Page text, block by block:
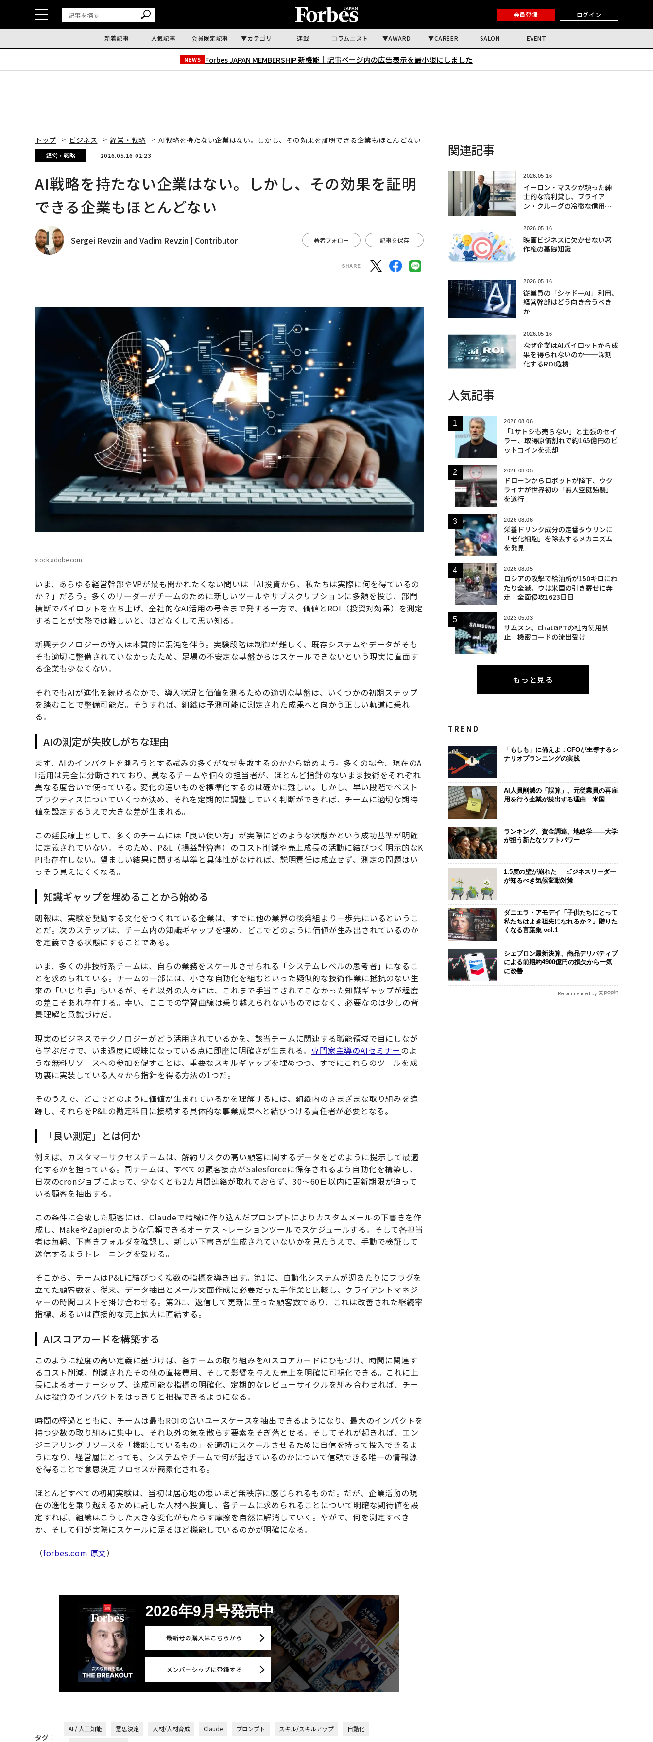
会員登録 ログイン
新着記事 人気記事 会員限定記事 カテゴリ 連載 コラムニスト AWARD CAREER SALON EVENT
NEWS Forbes JAPAN MEMBERSHIP 新機能｜ 記事ページ内の広告表示を最小限にしました
トップ ビジネス 経営・戦略 AI戦略を持たない企業はない。しかし、その効果を証明できる企業もほとんどない
経営・戦略 2026.05.16 02:23
AI戦略を持たない企業はない。しかし、その効果を証明
できる企業もほとんどない
Sergei Revzin and Vadim Revzin | Contributor 著者フォロー 記事を保存
stock.adobe.com
いま、あらゆる経営幹部やVPが最も聞かれたくない問いは「AI投資から、私たちは実際に何を得ているの
か？」だろう。多くのリーダーがチームのために新しいツールやサブスクリプションに多額を投じ、部門
横断でパイロットを立ち上げ、全社的なAI活用の号令まで発する一方で、価値とROI（投資対効果）を測定
することが実務では難しいと、ほどなくして思い知る。
新興テクノロジーの導入は本質的に混沌を伴う。実験段階は制御が難しく、既存システムやデータがそも
そも適切に整備されていなかったため、足場の不安定な基盤からはスケールできないという現実に直面す
る企業も少なくない。
それでもAIが進化を続けるなかで、導入状況と価値を測るための適切な基盤は、いくつかの初期ステップ
を踏むことで整備可能だ。そうすれば、組織は予測可能に測定された成果へと向かう正しい軌道に乗れ
る。
AIの測定が失敗しがちな理由
まず、AIのインパクトを測ろうとする試みの多くがなぜ失敗するのかから始めよう。多くの場合、現在のA
I活用は完全に分断されており、異なるチームや個々の担当者が、ほとんど指針のないまま技術をそれぞれ
異なる度合いで使っている。変化の速いものを標準化するのは確かに難しい。しかし、早い段階でベスト
プラクティスについていくつか決め、それを定期的に調整していく判断ができれば、チームに適切な期待
値を設定するうえで大きな差が生まれる。
この延長線上として、多くのチームには「良い使い方」が実際にどのような状態かという成功基準が明確
に定義されていない。そのため、P&L（損益計算書）のコスト削減や売上成長の活動に結びつく明示的なK
PIも存在しない。望ましい結果に関する基準と具体性がなければ、説明責任は成立せず、測定の問題はい
っそう見えにくくなる。
知識ギャップを埋めることから始める
朗報は、実験を奨励する文化をつくれている企業は、すでに他の業界の後発組より一歩先にいるというこ
とだ。次のステップは、チーム内の知識ギャップを埋め、どこでどのように価値が生み出されているのか
を定義できる状態にすることである。
いま、多くの非技術系チームは、自らの業務をスケールさせられる「システムレベルの思考者」になるこ
とを求められている。チームの一部には、小さな自動化を組むといった疑似的な技術作業に抵抗のない生
来の「いじり手」もいるが、それ以外の人々には、これまで手当てされてこなかった知識ギャップが程度
の差こそあれ存在する。幸い、ここでの学習曲線は乗り越えられないものではなく、必要なのは少しの背
景理解と意識づけだ。
現実のビジネスでテクノロジーがどう活用されているかを、該当チームに関連する職能領域で目にしなが
ら学ぶだけで、いま過度に曖昧になっている点に即座に明確さが生まれる。専門家主導のAIセミナーのよ
うな無料リソースへの参加を促すことは、重要なスキルギャップを埋めつつ、すでにこれらのツールを成
功裏に実装している人々から指針を得る方法の1つだ。
そのうえで、どこでどのように価値が生まれているかを理解するには、組織内のさまざまな取り組みを追
跡し、それらをP&Lの勘定科目に接続する具体的な事業成果へと結びつける責任者が必要となる。
「良い測定」とは何か
例えば、カスタマーサクセスチームは、解約リスクの高い顧客に関するデータをどのように提示して最適
化するかを担っている。同チームは、すべての顧客接点がSalesforceに保存されるよう自動化を構築し、
日次のcronジョブによって、少なくとも2カ月間連絡が取れておらず、30〜60日以内に更新期限が迫って
いる顧客を抽出する。
この条件に合致した顧客には、Claudeで精緻に作り込んだプロンプトによりカスタムメールの下書きを作
成し、MakeやZapierのような信頼できるオーケストレーションツールでスケジュールする。そして各担当
者は毎朝、下書きフォルダを確認し、新しい下書きが生成されていないかを見たうえで、手動で検証して
送信するようトレーニングを受ける。
そこから、チームはP&Lに結びつく複数の指標を導き出す。第1に、自動化システムが週あたりにフラグを
立てた顧客数を、従来、データ抽出とメール文面作成に必要だった手作業と比較し、クライアントマネジ
ャーの時間コストを掛け合わせる。第2に、返信して更新に至った顧客数であり、これは改善された継続率
指標、あるいは直接的な売上拡大に直結する。
AIスコアカードを構築する
このように粒度の高い定義に基づけば、各チームの取り組みをAIスコアカードにひもづけ、時間に関連す
るコスト削減、削減されたその他の直接費用、そして影響を与えた売上を明確に可視化できる。これに上
長によるオーナーシップ、達成可能な指標の明確化、定期的なレビューサイクルを組み合わせれば、チー
ムは投資のインパクトをはっきりと把握できるようになる。
時間の経過とともに、チームは最もROIの高いユースケースを抽出できるようになり、最大のインパクトを
持つ少数の取り組みに集中し、それ以外の気を散らす要素をそぎ落とせる。そしてそれが起きれば、エン
ジニアリングリソースを「機能しているもの」を適切にスケールさせるために自信を持って投入できるよ
うになり、経営層にとっても、システムやチームで何が起きているのかについて信頼できる唯一の情報源
を得ることで意思決定プロセスが簡素化される。
ほとんどすべての初期実験は、当初は居心地の悪いほど無秩序に感じられるものだ。だが、企業活動の現
在の進化を乗り越えるために託した人材へ投資し、各チームに求められることについて明確な期待値を設
定すれば、組織はこうした大きな変化がもたらす摩擦を自然に解消していく。やがて、何を測定すべき
か、そして何が実際にスケールに足るほど機能しているのかが明確になる。
（forbes.com 原文）
2026年9月号発売中
最新号の購入はこちらから
メンバーシップに登録する
タグ：
AI / 人工知能 意思決定 人材/人材育成 Claude プロンプト スキル/スキルアップ
自動化
関連記事
2026.05.16
イーロン・マスクが頼った紳
士的な高利貸し、ブライア
ン・クルーグの冷徹な信用評
2026.05.16
映画ビジネスに欠かせない著
作権の基礎知識
2026.05.16
従業員の「シャドーAI」利用、
経営幹部はどう向き合うべき
か
2026.05.16
なぜ企業はAIパイロットから成
果を得られないのか──深刻
化するROI危機
人気記事
2026.08.06
「1サトシも売らない」と主張のセイ
ラー、取得原価割れで約165億円のビ
ットコインを売却
2026.08.05
ドローンからロボットが降下、ウク
ライナが世界初の「無人空挺強襲」
を遂行
2026.08.06
栄養ドリンク成分の定番タウリンに
「老化細胞」を除去するメカニズム
を発見
2026.08.05
ロシアの攻撃で給油所が150キロにわ
たり全滅、ウは米国の引き寄せに奔
走 全面侵攻1623日目
2023.05.03
サムスン、ChatGPTの社内使用禁
止 機密コードの流出受け
もっと見る
TREND
「もしも」に備えよ：CFOが主導するシ
ナリオプランニングの実践
AI人員削減の「誤算」、元従業員の再雇
用を行う企業が続出する理由 米国
ランキング、資金調達、地政学——大学
が担う新たなソフトパワー
1.5度の壁が崩れた──ビジネスリーダー
が知るべき気候変動対策
ダニエラ・アモデイ「子供たちにとって
私たちはよき祖先になれるか？」贈りた
くなる言葉集 vol.1
シェブロン最新決算、商品デリバティブ
による前期約4900億円の損失から一気
に改善
Recommended by